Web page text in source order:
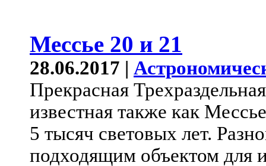
Мессье 20 и 21
28.06.2017 |
Прекрасная
известная также как
5 тысяч световых лет.
подходящим объектом для